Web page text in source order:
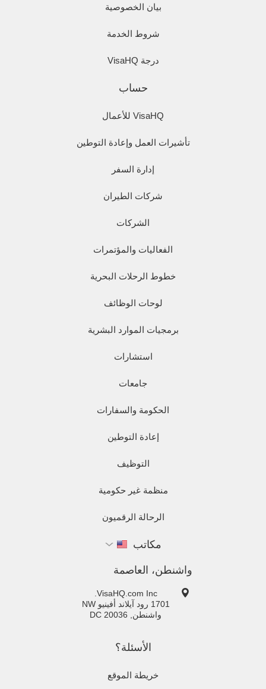
بيان الخصوصية
شروط الخدمة
درجة VisaHQ
حساب
VisaHQ للأعمال
تأشيرات العمل وإعادة التوطين
إدارة السفر
شركات الطيران
الشركات
الفعاليات والمؤتمرات
خطوط الرحلات البحرية
لوحات الوظائف
برمجيات الموارد البشرية
استشارات
جامعات
الحكومة والسفارات
إعادة التوطين
التوظيف
منظمة غير حكومية
الرحالة الرقميون
مكاتب
واشنطن، العاصمة
VisaHQ.com Inc.
1701 رود آيلاند أفينيو NW
واشنطن
DC 20036
الأسئلة؟
خريطة الموقع